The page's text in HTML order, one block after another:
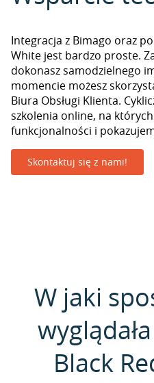
Integracja z Bimago oraz
White jest bardzo proste.
dokonasz samodzielnego
momencie możesz
Biura Obsługi Klienta.
szkolenia online, na
funkcjonalności i
Skontaktuj się z nami!
W jaki
Black